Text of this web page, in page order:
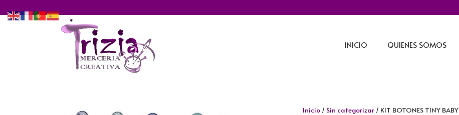
INICIO QUIENES SOMOS
Inicio/ Sin categorizar/ KIT BOTONES TINY BABY